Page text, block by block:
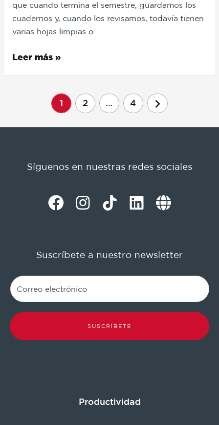
que cuando termina el semestre, guardamos los
cuadernos y, cuando los revisamos, todavía tienen
varias hojas limpias o
Leer más »
1 2 4 chevron_right
Síguenos en nuestras redes sociales
Suscríbete a nuestro newsletter
SUSCRÍBETE
Productividad